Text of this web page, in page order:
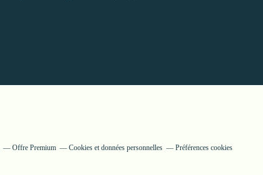
Offre Premium Cookies et données personnelles Préférences cookies